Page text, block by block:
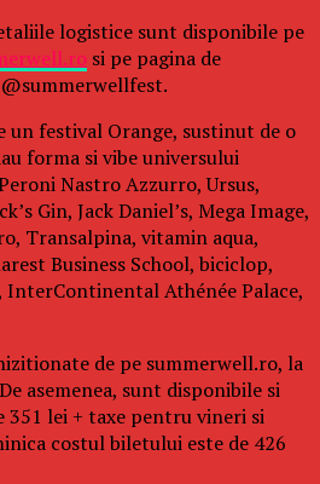
logistice sunt disponibile pe
si pe pagina de
un festival Orange, sustinut de o
forma si vibe universului
Nastro Azzurro, Ursus,
Gin, Jack Daniel’s, Mega Image,
Transalpina, vitamin aqua,
Business School, biciclop,
InterContinental Athénée Palace,
de pe summerwell.ro, la
asemenea, sunt disponibile si
351 lei + taxe pentru vineri si
costul biletului este de 426